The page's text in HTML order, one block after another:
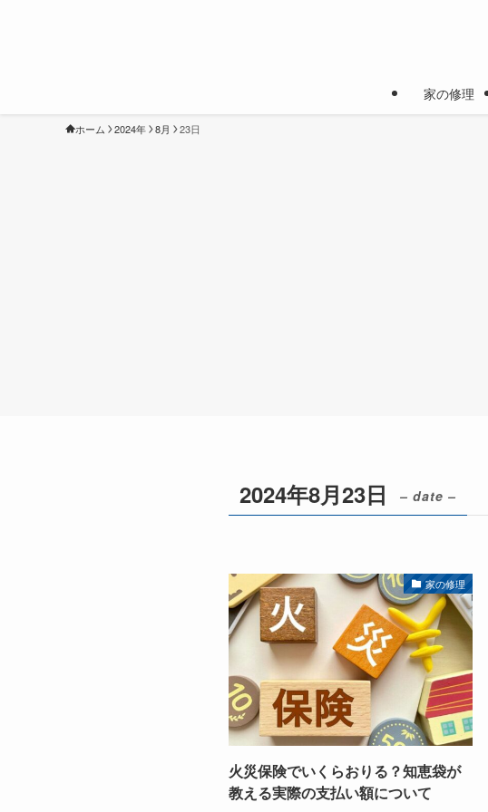
家の修理
ホーム 2024年 8月 23日
2024年8月23日 – date –
家の修理
火災保険でいくらおりる？知恵袋が
教える実際の支払い額について